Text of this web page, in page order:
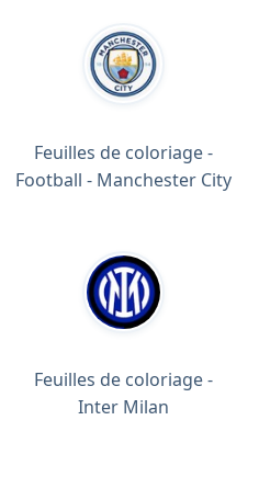
Feuilles de coloriage -
Football - Manchester City
Feuilles de coloriage -
Inter Milan